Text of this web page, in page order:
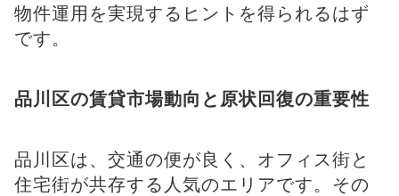
物件運用を実現するヒントを得られるはず
です。
品川区の賃貸市場動向と原状回復の重要性
品川区は、交通の便が良く、オフィス街と
住宅街が共存する人気のエリアです。その